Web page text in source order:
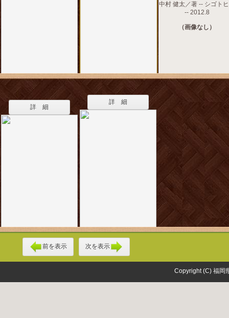
中村 健太／著 -- シゴト
-- 2012.8
（画像なし）
詳 細
詳 細
前を表示 次を表示
Copyright (C) 福岡